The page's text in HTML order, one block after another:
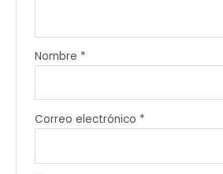
Nombre *
Correo electrónico *